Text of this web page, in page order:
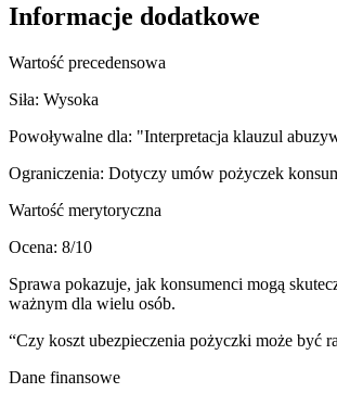
Informacje dodatkowe
Wartość precedensowa
Siła: Wysoka
Powoływalne dla: "Interpretacja klauzul
Ograniczenia: Dotyczy umów pożyczek
Wartość merytoryczna
Ocena: 8/10
Sprawa pokazuje, jak konsumenci mogą
ważnym dla wielu osób.
“Czy koszt ubezpieczenia pożyczki może
Dane finansowe